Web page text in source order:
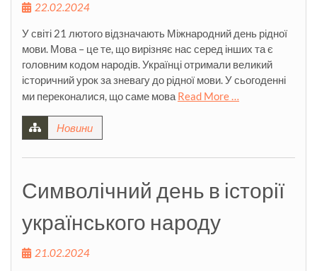
22.02.2024
У світі 21 лютого відзначають Міжнародний день рідної
мови. Мова – це те, що вирізняє нас серед інших та є
головним кодом народів. Українці отримали великий
історичний урок за зневагу до рідної мови. У сьогоденні
ми переконалися, що саме мова Read More …
Новини
Символічний день в історії
українського народу
21.02.2024